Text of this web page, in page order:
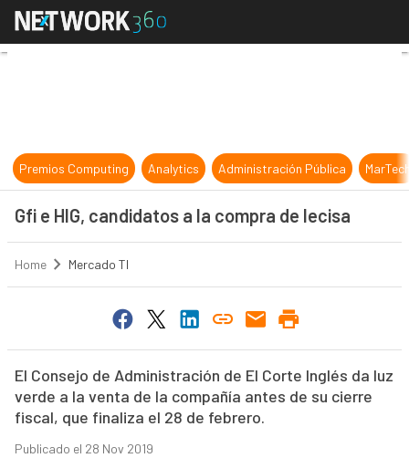
Gfi e HIG, candidatos a la compra
Premios Computing Analytics Administración Pública
Gfi e HIG, candidatos a la compra de Iecisa
Home Mercado TI
El Consejo de Administración de El Corte Inglés da luz
verde a la venta de la compañía antes de su cierre
fiscal, que finaliza el 28 de febrero.
Publicado el 28 Nov 2019